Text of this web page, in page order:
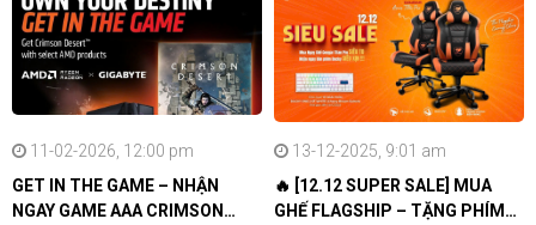
11-02-2026, 12:00 pm
GET IN THE GAME – NHẬN
NGAY GAME AAA CRIMSON
13-12-2025, 9:01 am
🔥 [12.12 SUPER SALE] MUA
GHẾ FLAGSHIP – TẶNG PHÍM